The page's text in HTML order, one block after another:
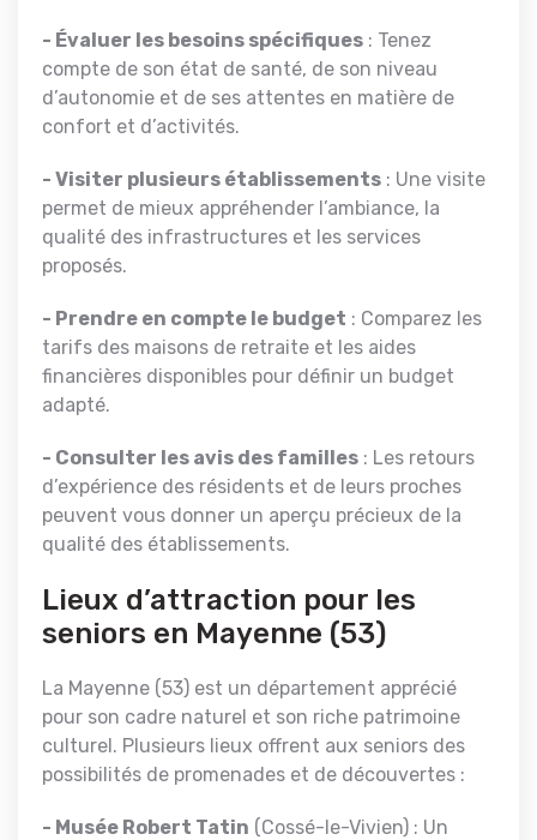
- Évaluer les besoins spécifiques : Tenez
compte de son état de santé, de son niveau
d’autonomie et de ses attentes en matière de
confort et d’activités.
- Visiter plusieurs établissements : Une visite
permet de mieux appréhender l’ambiance, la
qualité des infrastructures et les services
proposés.
- Prendre en compte le budget : Comparez les
tarifs des maisons de retraite et les aides
financières disponibles pour définir un budget
adapté.
- Consulter les avis des familles : Les retours
d’expérience des résidents et de leurs proches
peuvent vous donner un aperçu précieux de la
qualité des établissements.
Lieux d’attraction pour les
seniors en Mayenne (53)
La Mayenne (53) est un département apprécié
pour son cadre naturel et son riche patrimoine
culturel. Plusieurs lieux offrent aux seniors des
possibilités de promenades et de découvertes :
- Musée Robert Tatin (Cossé-le-Vivien) : Un